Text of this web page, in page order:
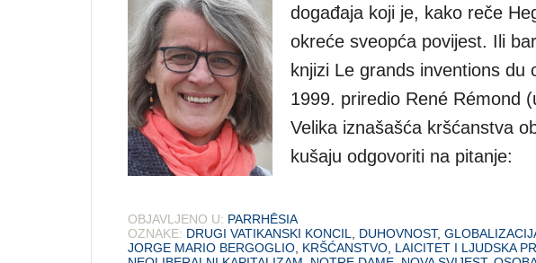
događaja koji je, kako reče
okreće sveopća povijest. Ili
knjizi Le grands inventions du
1999. priredio René Rémond
Velika iznašašća kršćanstva
kušaju odgovoriti na pitanje:
OBJAVLJENO U: PARRHĒSIA
OZNAKE: DRUGI VATIKANSKI KONCIL, DUHOVNOST,
JORGE MARIO BERGOGLIO, KRŠĆANSTVO, LAICITET I LJUDSKA